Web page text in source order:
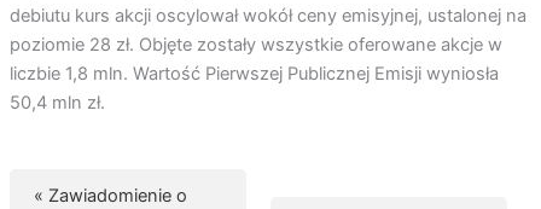
debiutu kurs akcji oscylował wokół ceny emisyjnej, ustalonej na
poziomie 28 zł. Objęte zostały wszystkie oferowane akcje w
liczbie 1,8 mln. Wartość Pierwszej Publicznej Emisji wyniosła
50,4 mln zł.
« Zawiadomienie o